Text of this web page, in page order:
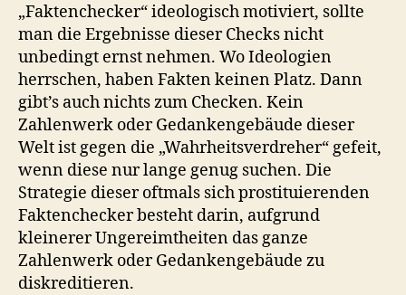
„Faktenchecker“ ideologisch motiviert, sollte
man die Ergebnisse dieser Checks nicht
unbedingt ernst nehmen. Wo Ideologien
herrschen, haben Fakten keinen Platz. Dann
gibt’s auch nichts zum Checken. Kein
Zahlenwerk oder Gedankengebäude dieser
Welt ist gegen die „Wahrheitsverdreher“ gefeit,
wenn diese nur lange genug suchen. Die
Strategie dieser oftmals sich prostituierenden
Faktenchecker besteht darin, aufgrund
kleinerer Ungereimtheiten das ganze
Zahlenwerk oder Gedankengebäude zu
diskreditieren.